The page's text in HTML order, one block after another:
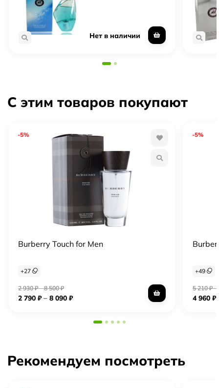
Нет в наличии
С этим товаров покупают
-5%
Burberry Touch for Men
+27
2 930₽–8 500₽
2 790₽–8 090₽
-5%
+49
5 210₽–
4 960₽
Рекомендуем посмотреть